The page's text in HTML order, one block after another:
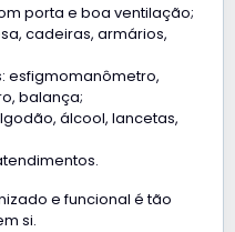
porta e boa ventilação;
cadeiras, armários,
esfigmomanômetro,
balança;
álcool, lancetas,
e funcional é tão
si.